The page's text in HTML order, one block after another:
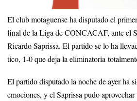
El club motaguense ha disputado el
final de la Liga de CONCACAF, ante el
Ricardo Saprissa. El partido se lo ha
tico, 1-0 que deja la eliminatoria
El partido disputado la noche de ayer ha
emociones, y el Saprissa pudo aprovechar